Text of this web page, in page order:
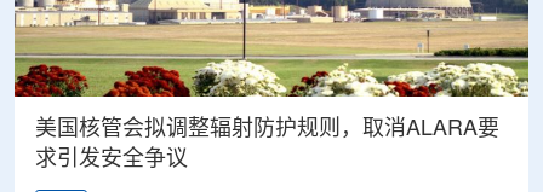
美国核管会拟调整辐射防护规则，取消ALARA要
求引发安全争议